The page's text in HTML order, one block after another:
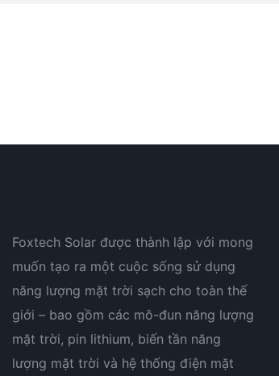
Foxtech Solar được thành lập với mong
muốn tạo ra một cuộc sống sử dụng
năng lượng mặt trời sạch cho toàn thế
giới – bao gồm các mô-đun năng lượng
mặt trời, pin lithium, biến tần năng
lượng mặt trời và hệ thống điện mặt